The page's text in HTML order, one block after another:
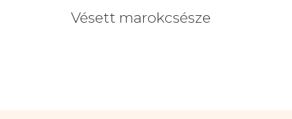
Vésett marokcsésze